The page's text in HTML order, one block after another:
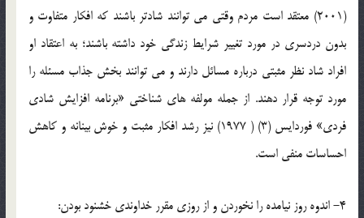
(2001) معتقد است مردم وقتي مي توانند شادتر باشند که افکار متفاوت و
بدون دردسري در مورد تغيير شرايط زندگي خود داشته باشند؛ به اعتقاد او
افراد شاد نظر مثبتي درباره مسائل دارند و مي توانند بخش جذاب مسئله را
مورد توجه قرار دهند. از جمله مولفه هاي شناختي «برنامه افزايش شادي
فردي» فوردايس (3) ( 1977) نيز رشد افکار مثبت و خوش بينانه و کاهش
احساسات منفي است.
4- اندوه روز نيامده را نخوردن و از روزي مقرر خداوندي خشنود بودن: